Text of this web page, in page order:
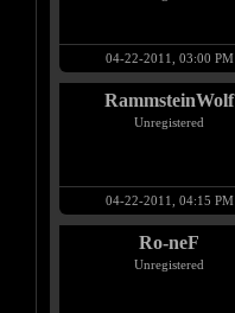
04-22-2011, 03:00 PM
RammsteinWolf
Unregistered
04-22-2011, 04:15 PM
Ro-neF
Unregistered